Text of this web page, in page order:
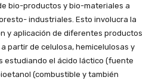
bio-productos y bio-materiales a
industriales. Esto involucra la
y aplicación de diferentes productos
partir de celulosa, hemicelulosas y
estudiando el ácido láctico (fuente
(combustible y también